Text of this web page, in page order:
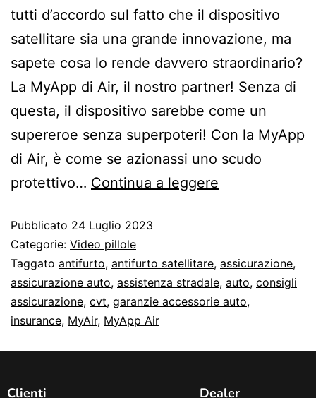
tutti d’accordo sul fatto che il dispositivo
satellitare sia una grande innovazione, ma
sapete cosa lo rende davvero straordinario?
La MyApp di Air, il nostro partner! Senza di
questa, il dispositivo sarebbe come un
supereroe senza superpoteri! Con la MyApp
di Air, è come se azionassi uno scudo
protettivo… Continua a leggere
Pubblicato 24 Luglio 2023
Categorie: Video pillole
Taggato antifurto, antifurto satellitare, assicurazione,
assicurazione auto, assistenza stradale, auto, consigli
assicurazione, cvt, garanzie accessorie auto,
insurance, MyAir, MyApp Air
Clienti Dealer